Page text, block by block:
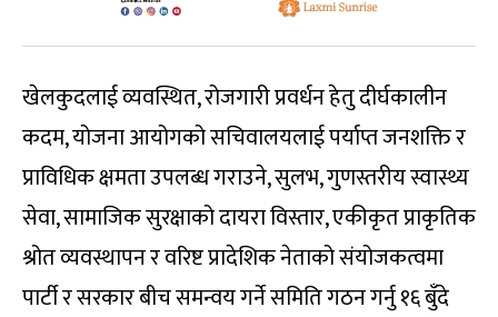
खेलकुदलाई व्यवस्थित, रोजगारी प्रवर्धन हेतु दीर्घकालीन
कदम, योजना आयोगको सचिवालयलाई पर्याप्त जनशक्ति र
प्राविधिक क्षमता उपलब्ध गराउने, सुलभ, गुणस्तरीय स्वास्थ्य
सेवा, सामाजिक सुरक्षाको दायरा विस्तार, एकीकृत प्राकृतिक
श्रोत व्यवस्थापन र वरिष्ट प्रादेशिक नेताको संयोजकत्वमा
पार्टी र सरकार बीच समन्वय गर्ने समिति गठन गर्नु १६ बुँदे